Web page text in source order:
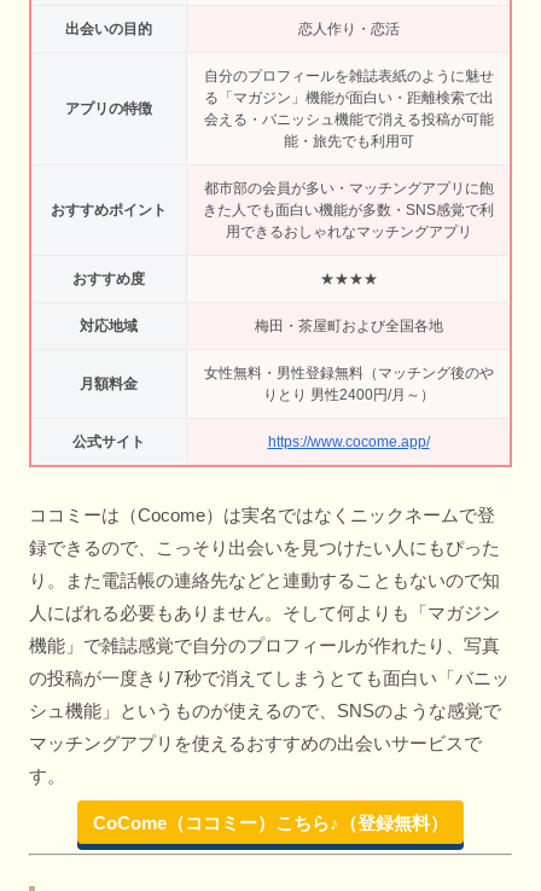
出会いの目的 恋人作り・恋活
アプリの特徴
自分のプロフィールを雑誌表紙のように魅せ
る「マガジン」機能が面白い・距離検索で出
会える・バニッシュ機能で消える投稿が可能
能・旅先でも利用可
おすすめポイント
都市部の会員が多い・マッチングアプリに飽
きた人でも面白い機能が多数・SNS感覚で利
用できるおしゃれなマッチングアプリ
おすすめ度 ★★★★
対応地域 梅田・茶屋町および全国各地
月額料金
女性無料・男性登録無料（マッチング後のや
りとり 男性2400円/月～）
公式サイト https://www.cocome.app/
ココミーは（Cocome）は実名ではなくニックネームで登
録できるので、こっそり出会いを見つけたい人にもぴった
り。また電話帳の連絡先などと連動することもないので知
人にばれる必要もありません。そして何よりも「マガジン
機能」で雑誌感覚で自分のプロフィールが作れたり、写真
の投稿が一度きり7秒で消えてしまうとても面白い「バニッ
シュ機能」というものが使えるので、SNSのような感覚で
マッチングアプリを使えるおすすめの出会いサービスで
す。
CoCome（ココミー）こちら♪（登録無料）